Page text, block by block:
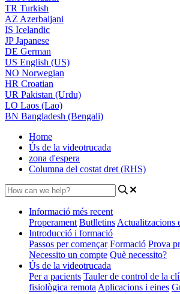
TR Turkish
AZ Azerbaijani
IS Icelandic
JPJapanese
DE German
US English (US)
NO Norwegian
HR Croatian
UR Pakistan (Urdu)
LO Laos (Lao)
BN Bangladesh (Bengali)
Home
Ús de la videotrucada
zona d'espera
Columna del costat dret (RHS)
Informació més recent
Properament Butlletins Actualitzacions
Introducció i formació
Passos per començar Formació Prova
Necessito un compte Què necessito?
Ús de la videotrucada
Per a pacients Tauler de control de la
fisiològica remota Aplicacions i eines